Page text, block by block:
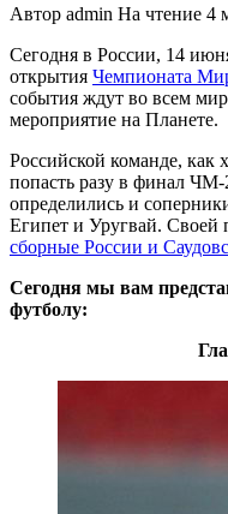
Автор admin На чтение 4
Сегодня в России, 14
открытия Чемпионата
события ждут во всем
мероприятие на Планете.
Российской команде, как
попасть разу в финал ЧМ-
определились и
Египет и Уругвай. Своей
сборные России и
Сегодня мы вам
футболу: